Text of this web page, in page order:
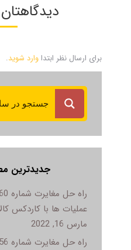
برای ارسال نظر ابتداوارد شوید.
جدیدترین
عمليات ها با کاردکس
مارس 16, 2022